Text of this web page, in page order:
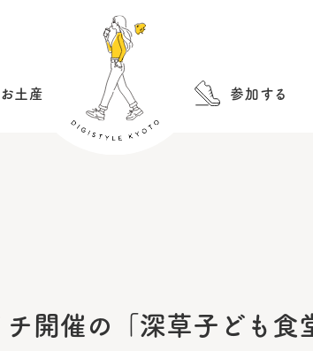
土産 参加する
開催の「深草子ども食